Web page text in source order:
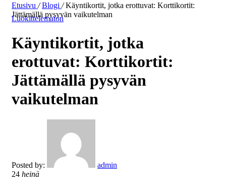
Etusivu /Blogi /Käyntikortit, jotka erottuvat: Korttikortit:
Jättämällä pysyvän vaikutelman
Luokittelematon
Käyntikortit, jotka
erottuvat: Korttikortit:
Jättämällä pysyvän
vaikutelman
Posted by:
admin
24 heinä